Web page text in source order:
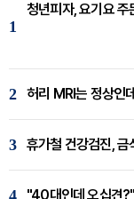
1
청년피자, 요기요 주
2 허리 MRI는 정상인
3 휴가철 건강검진, 금
"40대인데 오십견